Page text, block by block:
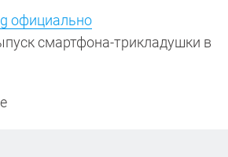
официально
смартфона-трикладушки в